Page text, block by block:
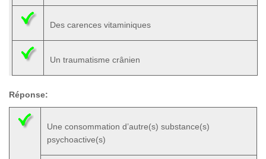
Des carences vitaminiques
Un traumatisme crânien
Réponse:
Une consommation d’autre(s) substance(s)
psychoactive(s)